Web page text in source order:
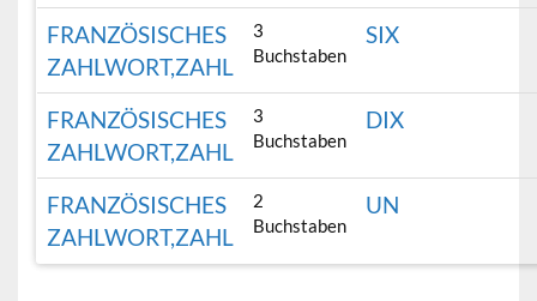
FRANZÖSISCHES
ZAHLWORT,ZAHL
3
Buchstaben
SIX
FRANZÖSISCHES
ZAHLWORT,ZAHL
3
Buchstaben
DIX
FRANZÖSISCHES
ZAHLWORT,ZAHL
2
Buchstaben
UN